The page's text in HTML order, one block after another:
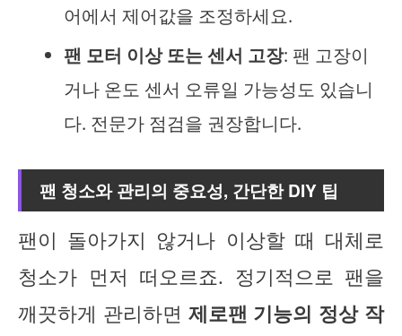
어에서 제어값을 조정하세요.
팬 모터 이상 또는 센서 고장: 팬 고장이
거나 온도 센서 오류일 가능성도 있습니
다. 전문가 점검을 권장합니다.
팬 청소와 관리의 중요성, 간단한 DIY 팁
팬이 돌아가지 않거나 이상할 때 대체로
청소가 먼저 떠오르죠. 정기적으로 팬을
깨끗하게 관리하면 제로팬 기능의 정상 작